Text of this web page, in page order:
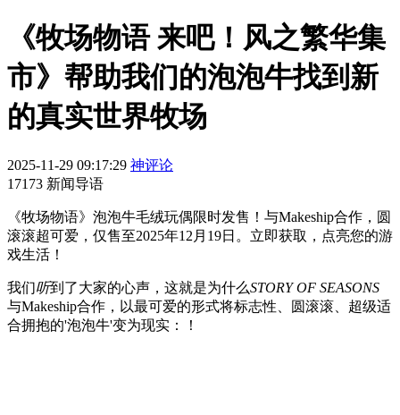
《牧场物语 来吧！风之繁华集
市》帮助我们的泡泡牛找到新
的真实世界牧场
2025-11-29 09:17:29 神评论
17173 新闻导语
《牧场物语》泡泡牛毛绒玩偶限时发售！与Makeship合作，圆
滚滚超可爱，仅售至2025年12月19日。立即获取，点亮您的游
戏生活！
我们听到了大家的心声，这就是为什么STORY OF SEASONS
与Makeship合作，以最可爱的形式将标志性、圆滚滚、超级适
合拥抱的'泡泡牛'变为现实：！